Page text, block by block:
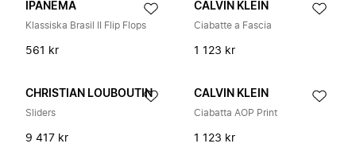
IPANEMA
Klassiska Brasil II Flip Flops
561 kr
CALVIN KLEIN
Ciabatte a Fascia
1 123 kr
CHRISTIAN LOUBOUTIN
Sliders
9 417 kr
CALVIN KLEIN
Ciabatta AOP Print
1 123 kr